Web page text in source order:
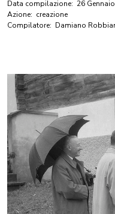
Data compilazione: 26
Azione: creazione
Compilatore: Damiano